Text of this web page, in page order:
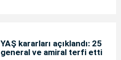
YAŞ kararları açıklandı: 25
general ve amiral terfi etti